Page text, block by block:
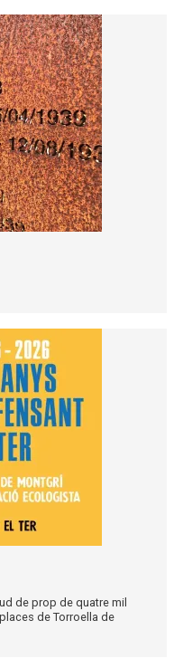
de prop de quatre mil
de Torroella de